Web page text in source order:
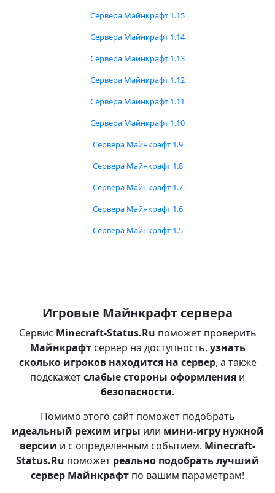
Сервера Майнкрафт 1.15
Сервера Майнкрафт 1.14
Сервера Майнкрафт 1.13
Сервера Майнкрафт 1.12
Сервера Майнкрафт 1.11
Сервера Майнкрафт 1.10
Сервера Майнкрафт 1.9
Сервера Майнкрафт 1.8
Сервера Майнкрафт 1.7
Сервера Майнкрафт 1.6
Сервера Майнкрафт 1.5
Игровые Майнкрафт сервера
Сервис Minecraft-Status.Ru поможет проверить
Майнкрафтсервер на доступность, узнать
сколько игроков находится на сервер, а также
подскажетслабые стороны оформления и
безопасности.
Помимо этого сайт поможет подобрать
идеальный режим игры или мини-игру нужной
версии и с определенным событием. Minecraft-
Status.Ru поможет реально подобрать лучший
сервер Майнкрафт по вашим параметрам!